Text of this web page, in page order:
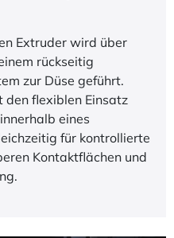
Extruder wird über
rückseitig
zur Düse geführt.
den flexiblen Einsatz
innerhalb eines
für kontrollierte
Kontaktflächen und